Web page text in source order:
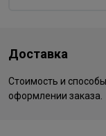
Доставка
Стоимость и
оформлении заказа.